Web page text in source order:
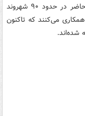
نخست وزیر استرالیا خاطر نشان کرد در حال حاضر در حدود ۹۰ شهروند
می‌کنند که تاکنون